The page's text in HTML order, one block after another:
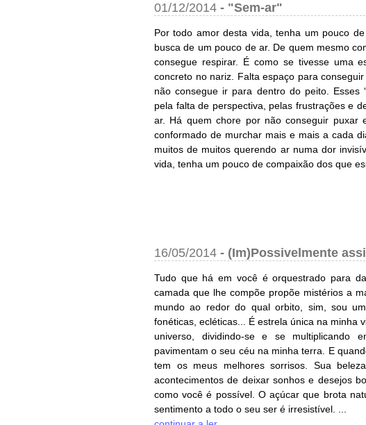
01/12/2014 - "Sem-ar"
Por todo amor desta vida, tenha um pouco
busca de um pouco de ar. De quem mesmo
consegue respirar. É como se tivesse uma
concreto no nariz. Falta espaço para
não consegue ir para dentro do peito. Esses
pela falta de perspectiva, pelas frustrações e
ar. Há quem chore por não conseguir
conformado de murchar mais e mais a cada
muitos de muitos querendo ar numa dor
vida, tenha um pouco de compaixão dos que
16/05/2014 - (Im)Possivelmente
Tudo que há em você é orquestrado para
camada que lhe compõe propõe mistérios a
mundo ao redor do qual orbito, sim, sou
fonéticas, ecléticas... É estrela única na minha
universo, dividindo-se e se multiplicando
pavimentam o seu céu na minha terra. E
tem os meus melhores sorrisos. Sua
acontecimentos de deixar sonhos e desejos
como você é possível. O açúcar que brota
sentimento a todo o seu ser é irresistível. ...